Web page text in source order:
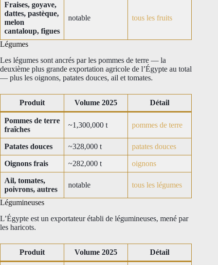
Fraises, goyave,
dattes, pastèque,
melon
cantaloup, figues
notable tous les fruits
Légumes
Les légumes sont ancrés par les pommes de terre — la
deuxième plus grande exportation agricole de l’Égypte au total
— plus les oignons, patates douces, ail et tomates.
Produit Volume 2025 Détail
Pommes de terre
fraîches
~1,300,000 t pommes de terre
Patates douces ~328,000 t patates douces
Oignons frais ~282,000 t oignons
Ail, tomates,
poivrons, autres
notable tous les légumes
Légumineuses
L’Égypte est un exportateur établi de légumineuses, mené par
les haricots.
Produit Volume 2025 Détail